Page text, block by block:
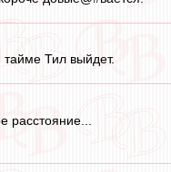
Тил выйдет.
расстояние...